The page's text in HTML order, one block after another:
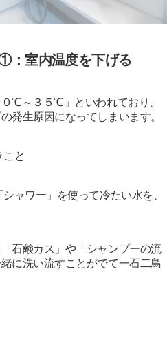
室内温度を下げる
℃～３５℃」といわれており、
発生原因になってしまいます。
と
ャワー」を使って冷たい水を、
石鹸カス」や「シャンプーの流
に洗い流すことがでて一石二鳥